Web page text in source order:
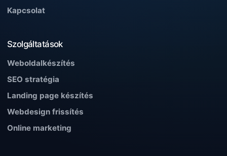
Kapcsolat
Szolgáltatások
Weboldalkészítés
SEO stratégia
Landing page készítés
Webdesign frissítés
Online marketing